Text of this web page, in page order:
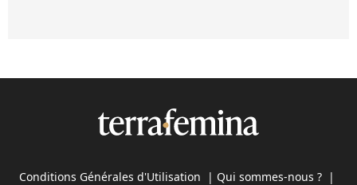
Conditions Générales d'Utilisation | Qui sommes-nous ? |